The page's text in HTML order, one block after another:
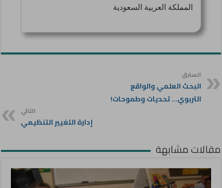
المملكة العربية السعودية
السابق
البحث العلمي والواقع
التربوي… تحديات وطموحات!
التالي
إدارة التغيير التنظيمي
مقالات مشابهة